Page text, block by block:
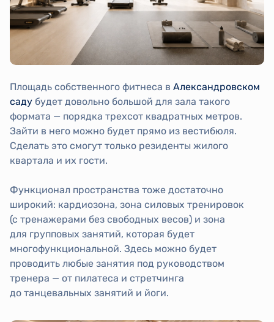
Площадь собственного фитнеса в Александровском
саду будет довольно большой для зала такого
формата — порядка трехсот квадратных метров.
Зайти в него можно будет прямо из вестибюля.
Сделать это смогут только резиденты жилого
квартала и их гости.
Функционал пространства тоже достаточно
широкий: кардиозона, зона силовых тренировок
(с тренажерами без свободных весов) и зона
для групповых занятий, которая будет
многофункциональной. Здесь можно будет
проводить любые занятия под руководством
тренера — от пилатеса и стретчинга
до танцевальных занятий и йоги.